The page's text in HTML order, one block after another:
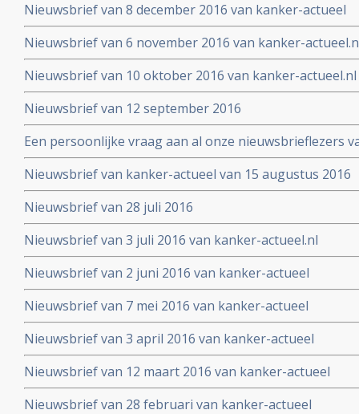
Nieuwsbrief van 8 december 2016 van kanker-actueel
Nieuwsbrief van 6 november 2016 van kanker-
Nieuwsbrief van 10 oktober 2016 van kanker-actueel.nl
Nieuwsbrief van 12 september 2016
Een persoonlijke vraag aan al onze nieuwsbrieflezers
Nieuwsbrief van kanker-actueel van 15 augustus 2016
Nieuwsbrief van 28 juli 2016
Nieuwsbrief van 3 juli 2016 van kanker-actueel.nl
Nieuwsbrief van 2 juni 2016 van kanker-actueel
Nieuwsbrief van 7 mei 2016 van kanker-actueel
Nieuwsbrief van 3 april 2016 van kanker-actueel
Nieuwsbrief van 12 maart 2016 van kanker-actueel
Nieuwsbrief van 28 februari van kanker-actueel